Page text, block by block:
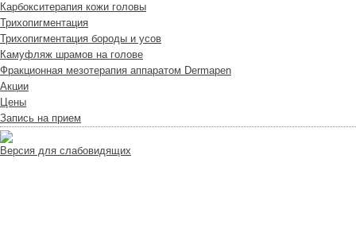
Карбокситерапия кожи головы
Трихопигментация
Трихопигментация бороды и усов
Камуфляж шрамов на голове
Фракционная мезотерапия аппаратом Dermapen
Акции
Цены
Запись на прием
Версия для слабовидящих